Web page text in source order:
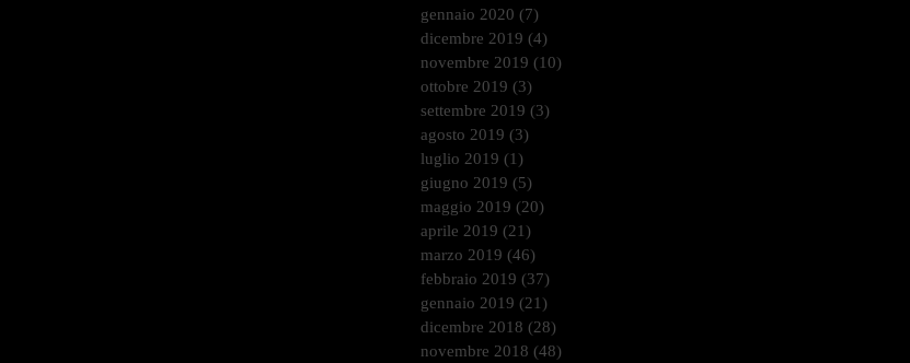
gennaio 2020 (7)
dicembre 2019 (4)
novembre 2019 (10)
ottobre 2019 (3)
settembre 2019 (3)
agosto 2019 (3)
luglio 2019 (1)
giugno 2019 (5)
maggio 2019 (20)
aprile 2019 (21)
marzo 2019 (46)
febbraio 2019 (37)
gennaio 2019 (21)
dicembre 2018 (28)
novembre 2018 (48)